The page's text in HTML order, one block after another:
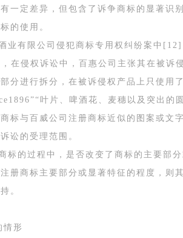
一定差异，但包含了诉争商标的显著
的使用。
业有限公司侵犯商标专用权纠纷案中
在侵权诉讼中，百惠公司主张其在被诉
分进行拆分，在被诉侵权产品上只使用
叶片、啤酒花、麦穗以及突出
标与百威公司注册商标近似的图案或
讼的受理范围。
标的过程中，是否改变了商标的主要部
册商标主要部分或显著特征的程度，
。
情形